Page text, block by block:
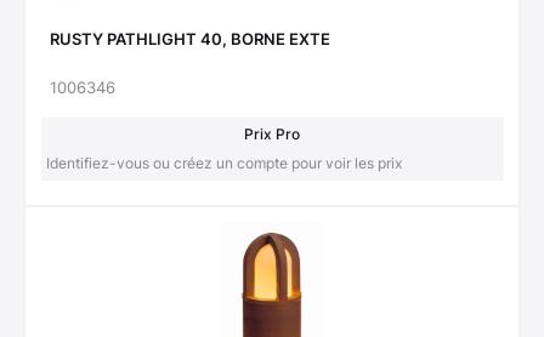
RUSTY PATHLIGHT 40, BORNE EXTE
1006346
Prix Pro
Identifiez-vous ou créez un compte pour voir les prix